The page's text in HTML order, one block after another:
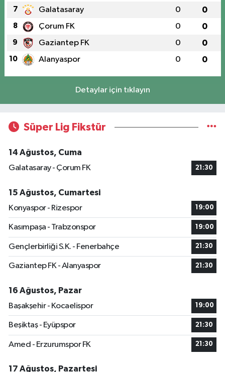
7 Galatasaray 0 0
8 Çorum FK 0 0
9 Gaziantep FK 0 0
10 Alanyaspor 0 0
Detaylar için tıklayın
Süper Lig Fikstür
14 Ağustos, Cuma
Galatasaray - Çorum FK
21:30
15 Ağustos, Cumartesi
Konyaspor - Rizespor
19:00
Kasımpaşa - Trabzonspor 19:00
Gençlerbirliği S.K. - Fenerbahçe 21:30
Gaziantep FK - Alanyaspor 21:30
16 Ağustos, Pazar
Başakşehir - Kocaelispor
19:00
Beşiktaş - Eyüpspor 21:30
Amed - Erzurumspor FK 21:30
17 Ağustos, Pazartesi